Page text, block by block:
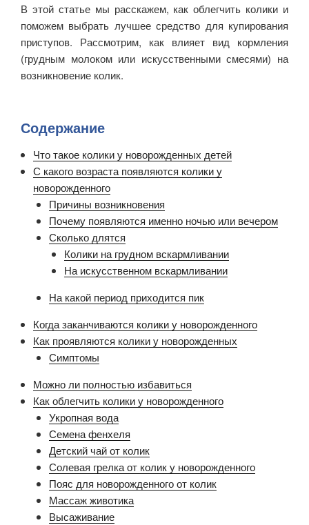
В этой статье мы расскажем, как облегчить колики и
поможем выбрать лучшее средство для купирования
приступов. Рассмотрим, как влияет вид кормления
(грудным молоком или искусственными смесями) на
возникновение колик.
Содержание
Что такое колики у новорожденных детей
С какого возраста появляются колики у
новорожденного
Причины возникновения
Почему появляются именно ночью или вечером
Сколько длятся
Колики на грудном вскармливании
На искусственном вскармливании
На какой период приходится пик
Когда заканчиваются колики у новорожденного
Как проявляются колики у новорожденных
Симптомы
Можно ли полностью избавиться
Как облегчить колики у новорожденного
Укропная вода
Семена фенхеля
Детский чай от колик
Солевая грелка от колик у новорожденного
Пояс для новорожденного от колик
Массаж животика
Высаживание